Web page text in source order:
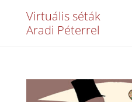
Virtuális séták
Aradi Péterrel